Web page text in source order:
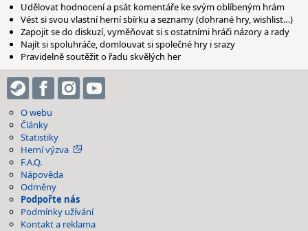
Udělovat hodnocení a psát komentáře ke svým oblíbeným hrám
Vést si svou vlastní herní sbírku a seznamy (dohrané hry, wishlist…)
Zapojit se do diskuzí, vyměňovat si s ostatními hráči názory a rady
Najít si spoluhráče, domlouvat si společné hry i srazy
Pravidelně soutěžit o řadu skvělých her
O webu
Články
Statistiky
Herní výzva
F.A.Q.
Nápověda
Odměny
Podpořte nás
Podmínky užívání
Kontakt a reklama